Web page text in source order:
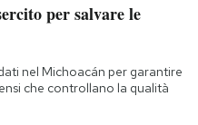
per salvare le
nel Michoacán per garantire
che controllano la qualità